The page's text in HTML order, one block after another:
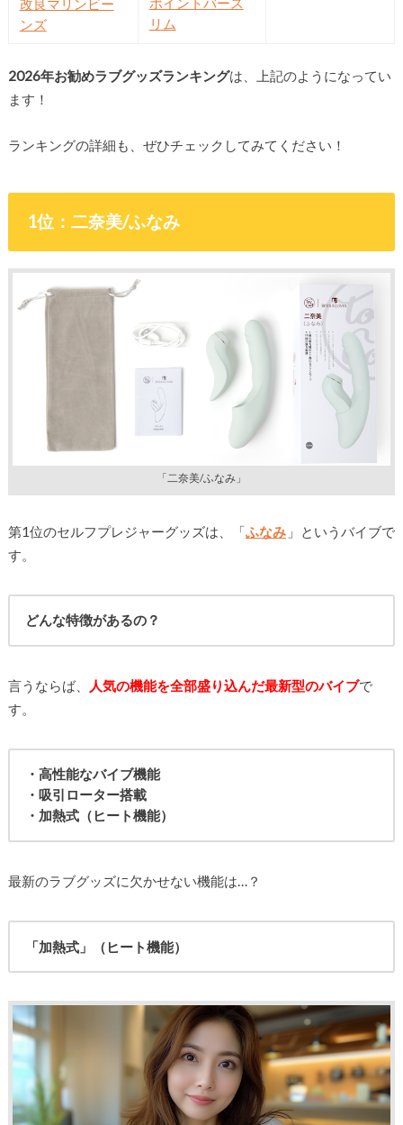
改良マリンビー
ンズ
ポイントバース
リム
2026年お勧めラブグッズランキングは、上記のようになってい
ます！
ランキングの詳細も、ぜひチェックしてみてください！
1位：二奈美/ふなみ
「二奈美/ふなみ」
第1位のセルフプレジャーグッズは、「ふなみ 」というバイブで
す。
どんな特徴があるの？
言うならば、 人気の機能を全部盛り込んだ最新型のバイブで
す。
・高性能なバイブ機能
・吸引ローター搭載
・加熱式（ヒート機能）
最新のラブグッズに欠かせない機能は…？
「加熱式」（ヒート機能）